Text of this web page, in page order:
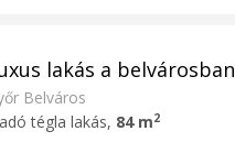
lakás a belvárosban
Belváros
tégla lakás, 84 m2